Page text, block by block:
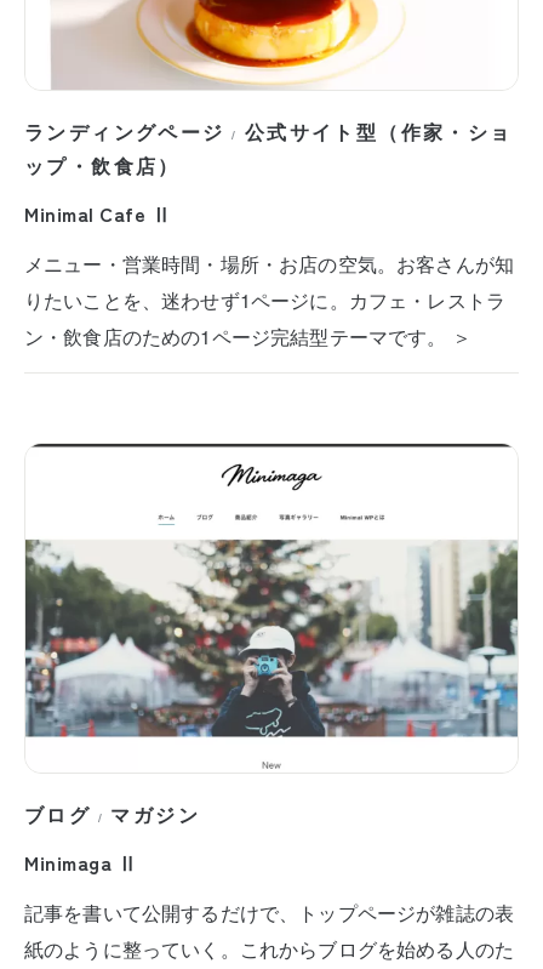
ランディングページ / 公式サイト型（作家・ショ
ップ・飲食店）
Minimal Cafe Ⅱ
メニュー・営業時間・場所・お店の空気。お客さんが知
りたいことを、迷わせず1ページに。カフェ・レストラ
ン・飲食店のための1ページ完結型テーマです。 ＞
ブログ / マガジン
Minimaga Ⅱ
記事を書いて公開するだけで、トップページが雑誌の表
紙のように整っていく。これからブログを始める人のた